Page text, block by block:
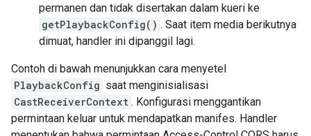
permanen dan tidak disertakan dalam kueri ke
getPlaybackConfig() . Saat item media berikutnya
dimuat, handler ini dipanggil lagi.
Contoh di bawah menunjukkan cara menyetel
PlaybackConfig saat menginisialisasi
CastReceiverContext . Konfigurasi menggantikan
permintaan keluar untuk mendapatkan manifes. Handler